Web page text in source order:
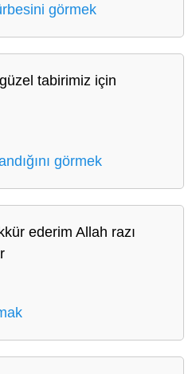
görmek
tabirimiz için
görmek
ederim Allah razı